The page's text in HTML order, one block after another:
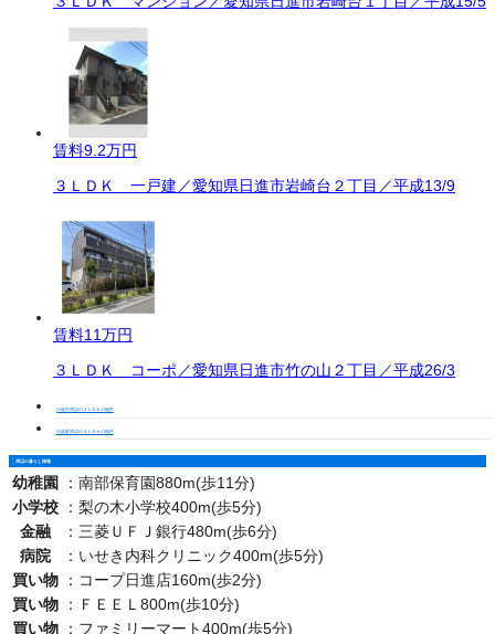
賃料9.2万円
３ＬＤＫ 一戸建／愛知県日進市岩崎台２丁目／平成13/9
賃料11万円
３ＬＤＫ コーポ／愛知県日進市竹の山２丁目／平成26/3
日進市周辺の３ＬＤＫの物件
日進駅周辺の３ＬＤＫの物件
周辺の暮らし情報
幼稚園 ： 南部保育園880m(歩11分)
小学校
： 梨の木小学校400m(歩5分)
金融
： 三菱ＵＦＪ銀行480m(歩6分)
病院
： いせき内科クリニック400m(歩5分)
買い物
： コープ日進店160m(歩2分)
買い物
：
ＦＥＥＬ800m(歩10分)
買い物
： ファミリーマート400m(歩5分)